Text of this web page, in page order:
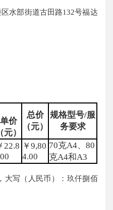
部街道古田路132号福达
单价
（元）
总价
（元）
规格型号/服
务要求
22.8 ￥9,80
4.00
70克A4、80
克A4和A3
写（人民币）：玖仟捌佰